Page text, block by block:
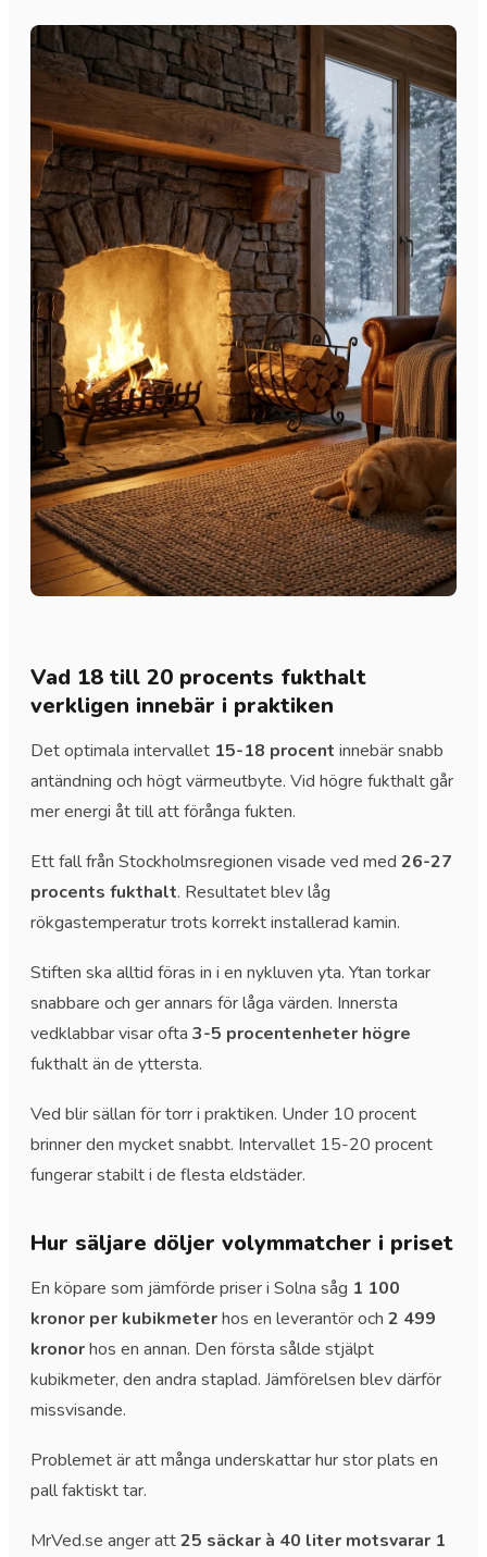
Vad 18 till 20 procents fukthalt
verkligen innebär i praktiken
Det optimala intervallet 15-18 procent innebär snabb
antändning och högt värmeutbyte. Vid högre fukthalt går
mer energi åt till att förånga fukten.
Ett fall från Stockholmsregionen visade ved med 26-27
procents fukthalt. Resultatet blev låg
rökgastemperatur trots korrekt installerad kamin.
Stiften ska alltid föras in i en nykluven yta. Ytan torkar
snabbare och ger annars för låga värden. Innersta
vedklabbar visar ofta 3-5 procentenheter högre
fukthalt än de yttersta.
Ved blir sällan för torr i praktiken. Under 10 procent
brinner den mycket snabbt. Intervallet 15-20 procent
fungerar stabilt i de flesta eldstäder.
Hur säljare döljer volymmatcher i priset
En köpare som jämförde priser i Solna såg 1 100
kronor per kubikmeterhos en leverantör och 2 499
kronorhos en annan. Den första sålde stjälpt
kubikmeter, den andra staplad. Jämförelsen blev därför
missvisande.
Problemet är att många underskattar hur stor plats en
pall faktiskt tar.
MrVed.se anger att25 säckar à 40 liter motsvarar 1